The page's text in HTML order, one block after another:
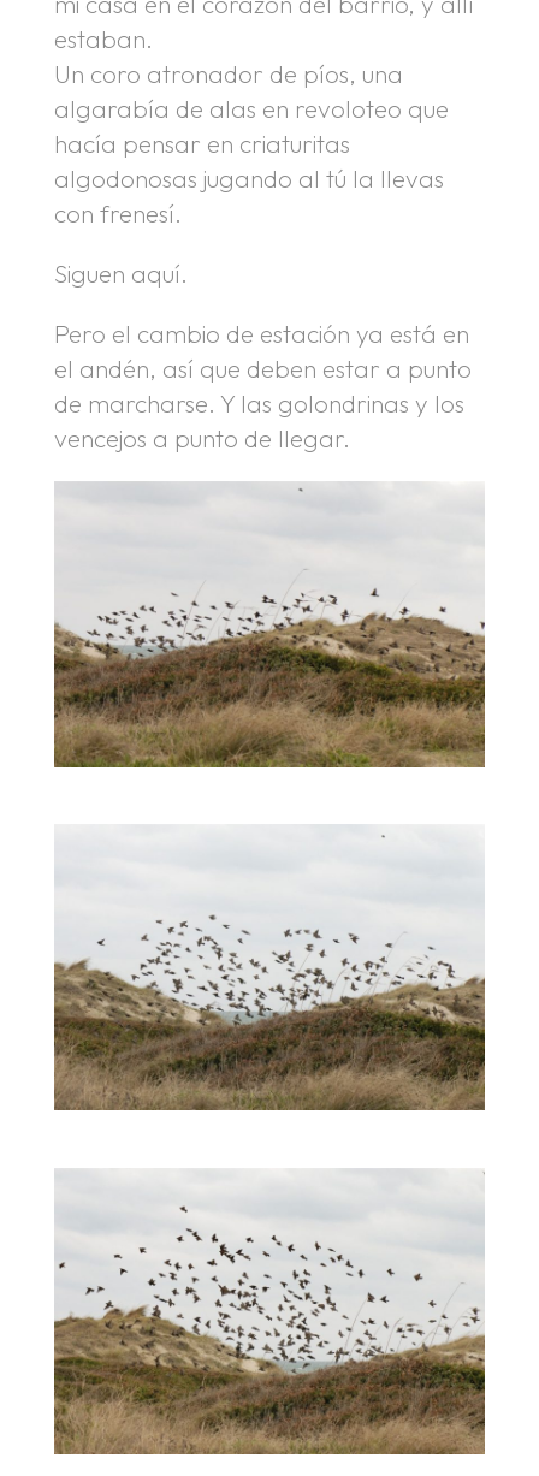
estaban.
Un coro atronador de píos, una
algarabía de alas en revoloteo que
hacía pensar en criaturitas
algodonosas jugando al tú la llevas
con frenesí.
Siguen aquí.
Pero el cambio de estación ya está en
el andén, así que deben estar a punto
de marcharse. Y las golondrinas y los
vencejos a punto de llegar.